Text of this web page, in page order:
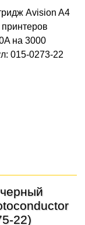
Avision A4
на 3000
015-0273-22
22)